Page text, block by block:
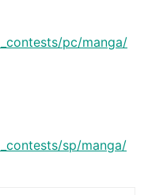
pc/manga/
sp/manga/